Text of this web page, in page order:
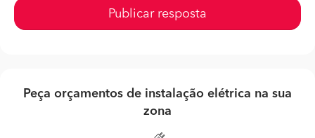
Publicar resposta
Peça orçamentos de instalação elétrica na sua
zona